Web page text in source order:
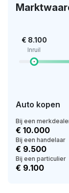
€ 8.100
Inruil
Auto kopen
Bij een
€ 10.000
Bij een handelaar
€ 9.500
Bij een particulier
€ 9.100